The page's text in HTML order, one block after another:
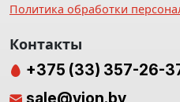
Политика обработки
Контакты
+375 (33) 357-26-
sale@vion.by